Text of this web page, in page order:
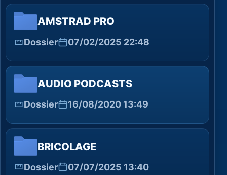
AMSTRAD PRO
Dossier 07/02/2025 22:48
AUDIO PODCASTS
Dossier 16/08/2020 13:49
BRICOLAGE
Dossier 07/07/2025 13:40